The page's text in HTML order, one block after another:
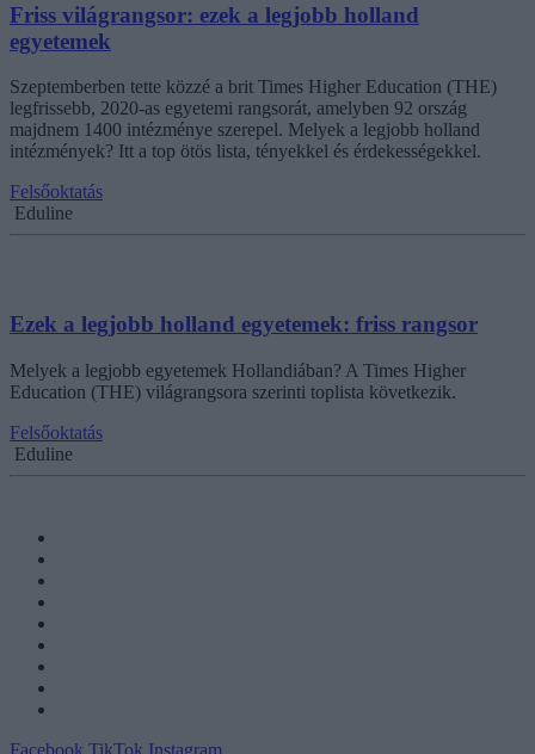
Friss világrangsor: ezek a legjobb holland
egyetemek
Szeptemberben tette közzé a brit Times Higher Education (THE)
legfrissebb, 2020-as egyetemi rangsorát, amelyben 92 ország
majdnem 1400 intézménye szerepel. Melyek a legjobb holland
intézmények? Itt a top ötös lista, tényekkel és érdekességekkel.
Felsőoktatás
Eduline
Ezek a legjobb holland egyetemek: friss rangsor
Melyek a legjobb egyetemek Hollandiában? A Times Higher
Education (THE) világrangsora szerinti toplista következik.
Felsőoktatás
Eduline
Facebook TikTok Instagram